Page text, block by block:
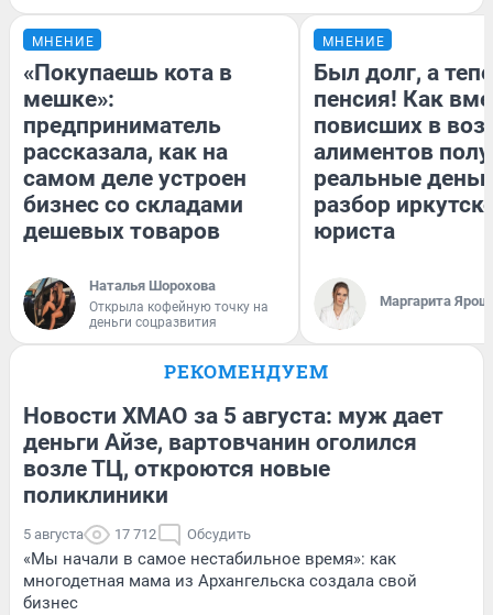
МНЕНИЕ
«Покупаешь кота в
мешке»:
предприниматель
рассказала, как на
самом деле устроен
бизнес со складами
дешевых товаров
Наталья Шорохова
Открыла кофейную точку на
деньги соцразвития
МНЕНИЕ
Был долг, а
пенсия! Как
повисших в
алиментов
реальные
разбор
юриста
Маргарита
РЕКОМЕНДУЕМ
Новости ХМАО за 5 августа: муж дает
деньги Айзе, вартовчанин оголился
возле ТЦ, откроются новые
поликлиники
5 августа 17 712 Обсудить
«Мы начали в самое нестабильное время»: как
многодетная мама из Архангельска создала свой
бизнес